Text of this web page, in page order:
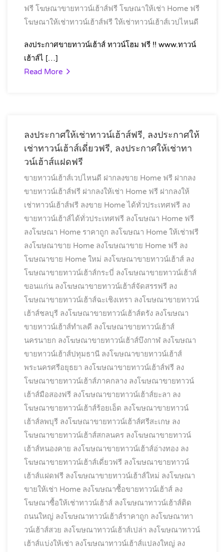
ฟรี โฆษณาขายทาวน์เฮ้าส์ฟรี โฆษณาให้เช่า Home ฟรี
โฆษณาให้เช่าทาวน์เฮ้าส์ฟรี ให้เช่าทาวน์เฮ้าส์เวปไหนดี
ลงประกาศขายทาวน์เฮ้าส์ ทาวน์โฮม ฟรี !! www.ทาวน์
เฮ้าส์ไ […]
Read More
ลงประกาศให้เช่าทาวน์เฮ้าส์ฟรี, ลงประกาศให้
เช่าทาวน์เฮ้าส์เดี่ยวฟรี, ลงประกาศให้เช่าทา
วน์เฮ้าส์แฝดฟรี
ขายทาวน์เฮ้าส์เวปไหนดี ฝากลงขาย Home ฟรี ฝากลง
ขายทาวน์เฮ้าส์ฟรี ฝากลงให้เช่า Home ฟรี ฝากลงให้
เช่าทาวน์เฮ้าส์ฟรี ลงขาย Home ได้ทั่วประเทศฟรี ลง
ขายทาวน์เฮ้าส์ได้ทั่วประเทศฟรี ลงโฆษณา Home ฟรี
ลงโฆษณา Home ราคาถูก ลงโฆษณา Home ให้เช่าฟรี
ลงโฆษณาขาย Home ลงโฆษณาขาย Home ฟรี ลง
โฆษณาขาย Home ใหม่ ลงโฆษณาขายทาวน์เฮ้าส์ ลง
โฆษณาขายทาวน์เฮ้าส์กระบี่ ลงโฆษณาขายทาวน์เฮ้าส์
ขอนแก่น ลงโฆษณาขายทาวน์เฮ้าส์จัดสรรฟรี ลง
โฆษณาขายทาวน์เฮ้าส์ฉะเชิงเทรา ลงโฆษณาขายทาวน์
เฮ้าส์ชลบุรี ลงโฆษณาขายทาวน์เฮ้าส์ตรัง ลงโฆษณา
ขายทาวน์เฮ้าส์ทำเลดี ลงโฆษณาขายทาวน์เฮ้าส์
นครนายก ลงโฆษณาขายทาวน์เฮ้าส์บึงกาฬ ลงโฆษณา
ขายทาวน์เฮ้าส์ปทุมธานี ลงโฆษณาขายทาวน์เฮ้าส์
พระนครศรีอยุธยา ลงโฆษณาขายทาวน์เฮ้าส์ฟรี ลง
โฆษณาขายทาวน์เฮ้าส์ภาคกลาง ลงโฆษณาขายทาวน์
เฮ้าส์มือสองฟรี ลงโฆษณาขายทาวน์เฮ้าส์ยะลา ลง
โฆษณาขายทาวน์เฮ้าส์ร้อยเอ็ด ลงโฆษณาขายทาวน์
เฮ้าส์ลพบุรี ลงโฆษณาขายทาวน์เฮ้าส์ศรีสะเกษ ลง
โฆษณาขายทาวน์เฮ้าส์สกลนคร ลงโฆษณาขายทาวน์
เฮ้าส์หนองคาย ลงโฆษณาขายทาวน์เฮ้าส์อ่างทอง ลง
โฆษณาขายทาวน์เฮ้าส์เดี่ยวฟรี ลงโฆษณาขายทาวน์
เฮ้าส์แฝดฟรี ลงโฆษณาขายทาวน์เฮ้าส์ใหม่ ลงโฆษณา
ขายให้เช่า Home ลงโฆษณาซื้อขายทาวน์เฮ้าส์ ลง
โฆษณาซื้อให้เช่าทาวน์เฮ้าส์ ลงโฆษณาทาวน์เฮ้าส์ติด
ถนนใหญ่ ลงโฆษณาทาวน์เฮ้าส์ราคาถูก ลงโฆษณาทา
วน์เฮ้าส์สวย ลงโฆษณาทาวน์เฮ้าส์เปล่า ลงโฆษณาทาวน์
เฮ้าส์แบ่งให้เช่า ลงโฆษณาทาวน์เฮ้าส์แปลงใหญ่ ลง